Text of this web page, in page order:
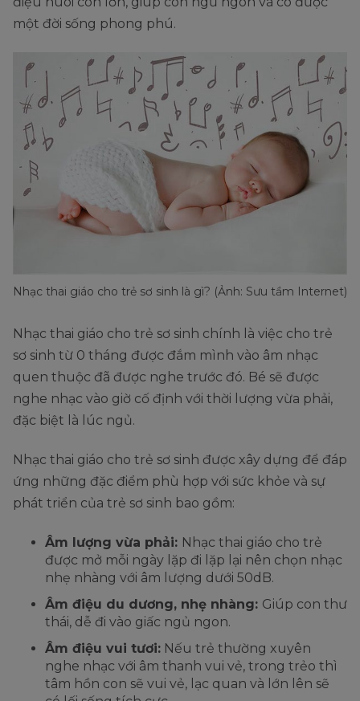
một đời sống phong phú.
Nhạc thai giáo cho trẻ sơ sinh là gì? (Ảnh: Sưu tầm Internet)
Nhạc thai giáo cho trẻ sơ sinh chính là việc cho trẻ
sơ sinh từ 0 tháng được đắm mình vào âm nhạc
quen thuộc đã được nghe trước đó. Bé sẽ được
nghe nhạc vào giờ cố định với thời lượng vừa phải,
đặc biệt là lúc ngủ.
Nhạc thai giáo cho trẻ sơ sinh được xây dựng để đáp
ứng những đặc điểm phù hợp với sức khỏe và sự
phát triển của trẻ sơ sinh bao gồm:
Âm lượng vừa phải: Nhạc thai giáo cho trẻ
được mở mỗi ngày lặp đi lặp lại nên chọn nhạc
nhẹ nhàng với âm lượng dưới 50dB.
Âm điệu du dương, nhẹ nhàng: Giúp con thư
thái, dễ đi vào giấc ngủ ngon.
Âm điệu vui tươi: Nếu trẻ thường xuyên
nghe nhạc với âm thanh vui vẻ, trong trẻo thì
tâm hồn con sẽ vui vẻ, lạc quan và lớn lên sẽ